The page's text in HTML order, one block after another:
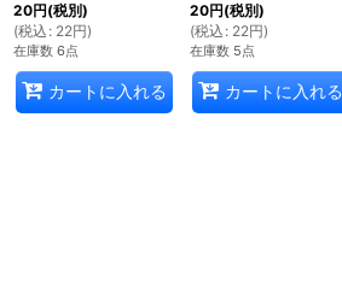
20円(税別)
(税込 : 22円)
在庫数 6点
カートに入れる
20円(税別)
(税込 : 22円)
在庫数 5点
カートに入れる